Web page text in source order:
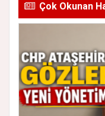
Çok Okunan